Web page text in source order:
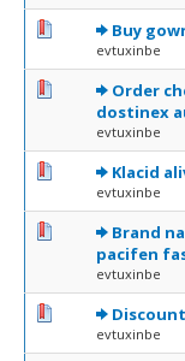
Buy
evtuxinbe
0 Votes
Order
dostinex
evtuxinbe
0 Votes
Klacid
evtuxinbe
0 Votes
Brand
pacifen
evtuxinbe
0 Votes
evtuxinbe
0 Votes